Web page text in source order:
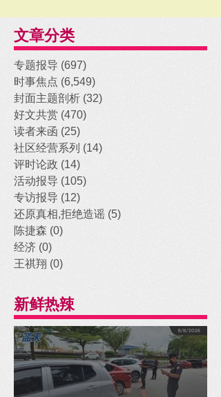
文章分类
专题报导 (697)
时事焦点 (6,549)
封面主题剖析 (32)
好文共赏 (470)
读者来函 (25)
社区经营系列 (14)
评时论政 (14)
活动报导 (105)
专访报导 (12)
还原真相,拒绝造谣 (5)
陈捷森 (0)
经济 (0)
王祺翔 (0)
新鲜热辣